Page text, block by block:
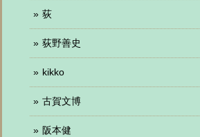
荻
荻野善史
kikko
古賀文博
阪本健